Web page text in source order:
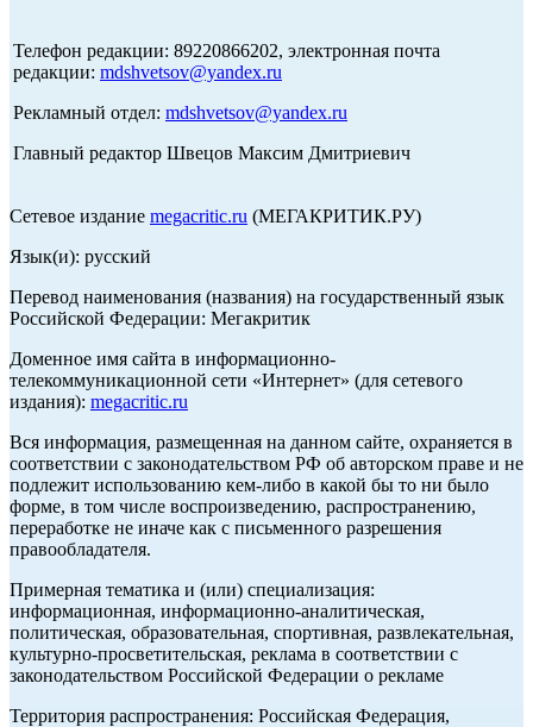
Телефон редакции: 89220866202, электронная почта
редакции: mdshvetsov@yandex.ru
Рекламный отдел: mdshvetsov@yandex.ru
Главный редактор Швецов Максим Дмитриевич
Сетевое издание megacritic.ru (МЕГАКРИТИК.РУ)
Язык(и): русский
Перевод наименования (названия) на государственный язык
Российской Федерации: Мегакритик
Доменное имя сайта в информационно-
телекоммуникационной сети «Интернет» (для сетевого
издания): megacritic.ru
Вся информация, размещенная на данном сайте, охраняется в
соответствии с законодательством РФ об авторском праве и не
подлежит использованию кем-либо в какой бы то ни было
форме, в том числе воспроизведению, распространению,
переработке не иначе как с письменного разрешения
правообладателя.
Примерная тематика и (или) специализация:
информационная, информационно-аналитическая,
политическая, образовательная, спортивная, развлекательная,
культурно-просветительская, реклама в соответствии с
законодательством Российской Федерации о рекламе
Территория распространения: Российская Федерация,